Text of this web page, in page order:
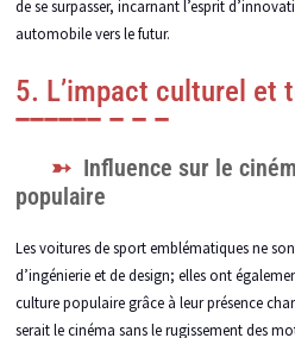
de se surpasser, incarnant l’esprit
automobile vers le futur.
5. L’impact culturel et
Influence sur le
populaire
Les voitures de sport emblématiques ne
d’ingénierie et de design; elles ont
culture populaire grâce à leur présence
serait le cinéma sans le rugissement des